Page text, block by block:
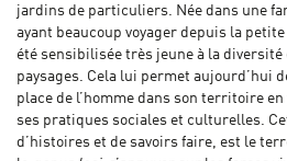
jardins de particuliers. Née dans une
ayant beaucoup voyager depuis la
été sensibilisée très jeune à la
paysages. Cela lui permet aujourd’hui
place de l’homme dans son territoire
ses pratiques sociales et culturelles.
d’histoires et de savoirs faire, est le